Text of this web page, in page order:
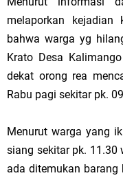
melaporkan
bahwa warga yg
Krato Desa
dekat orong rea
Rabu pagi sekitar pk.
Menurut warga yang
siang sekitar pk.
ada ditemukan